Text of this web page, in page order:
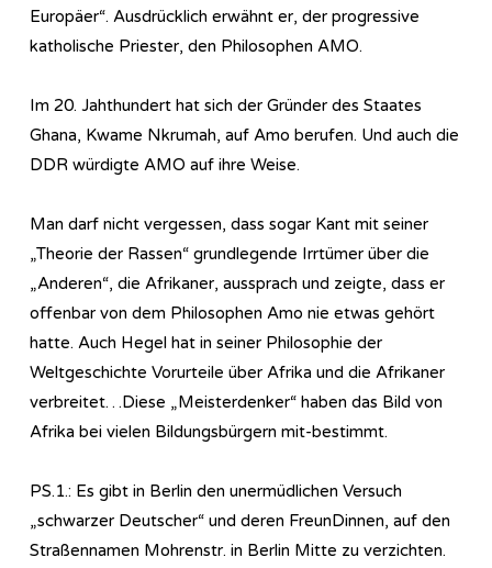
Europäer“. Ausdrücklich erwähnt er, der progressive
katholische Priester, den Philosophen AMO.
Im 20. Jahthundert hat sich der Gründer des Staates
Ghana, Kwame Nkrumah, auf Amo berufen. Und auch die
DDR würdigte AMO auf ihre Weise.
Man darf nicht vergessen, dass sogar Kant mit seiner
„Theorie der Rassen“ grundlegende Irrtümer über die
„Anderen“, die Afrikaner, aussprach und zeigte, dass er
offenbar von dem Philosophen Amo nie etwas gehört
hatte. Auch Hegel hat in seiner Philosophie der
Weltgeschichte Vorurteile über Afrika und die Afrikaner
verbreitet…Diese „Meisterdenker“ haben das Bild von
Afrika bei vielen Bildungsbürgern mit-bestimmt.
PS.1.: Es gibt in Berlin den unermüdlichen Versuch
„schwarzer Deutscher“ und deren FreunDinnen, auf den
Straßennamen Mohrenstr. in Berlin Mitte zu verzichten.